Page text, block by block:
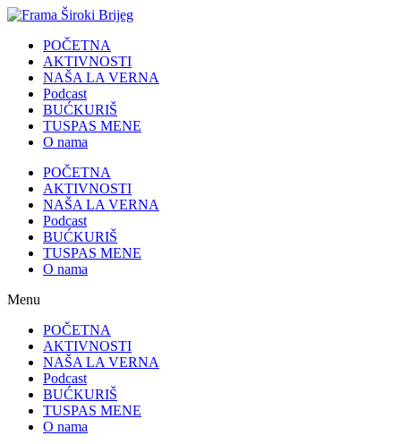
POČETNA
AKTIVNOSTI
NAŠA LA VERNA
Podcast
BUĆKURIŠ
TUSPAS MENE
O nama
POČETNA
AKTIVNOSTI
NAŠA LA VERNA
Podcast
BUĆKURIŠ
TUSPAS MENE
O nama
Menu
POČETNA
AKTIVNOSTI
NAŠA LA VERNA
Podcast
BUĆKURIŠ
TUSPAS MENE
O nama